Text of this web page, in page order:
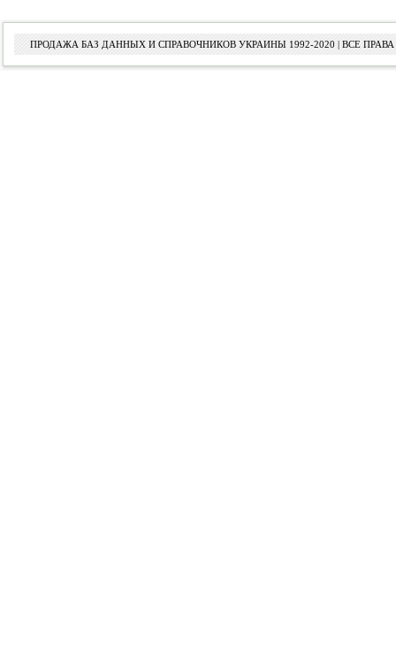
ПРОДАЖА БАЗ ДАННЫХ И СПРАВОЧНИКОВ УКРАИНЫ 1992-2020 | ВСЕ